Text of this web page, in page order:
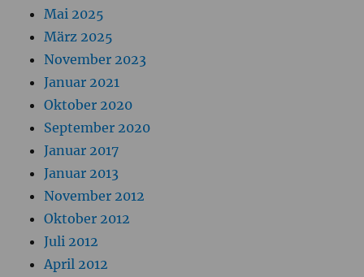
Mai 2025
März 2025
November 2023
Januar 2021
Oktober 2020
September 2020
Januar 2017
Januar 2013
November 2012
Oktober 2012
Juli 2012
April 2012